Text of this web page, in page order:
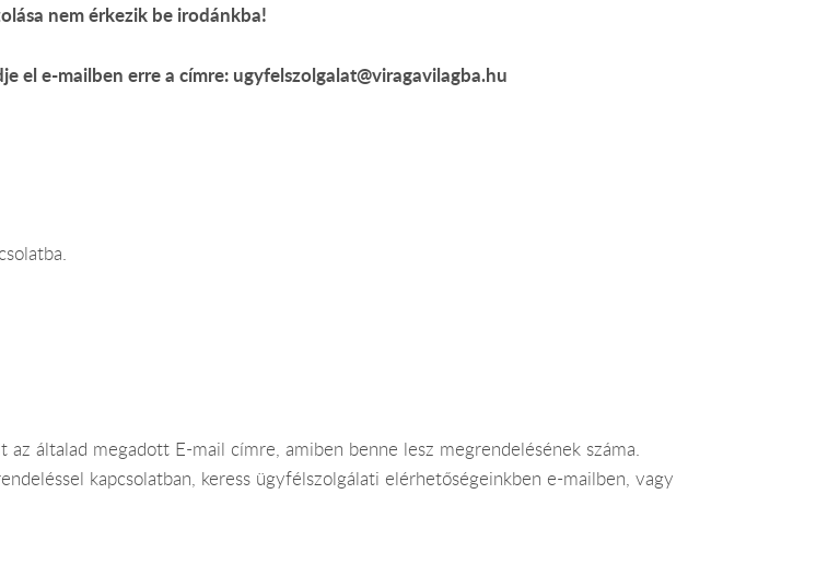
nem érkezik be irodánkba!
el e-mailben erre a címre: ugyfelszolgalat@viragavilagba.hu
általad megadott E-mail címre, amiben benne lesz megrendelésének száma.
kapcsolatban, keress ügyfélszolgálati elérhetőségeinkben e-mailben, vagy